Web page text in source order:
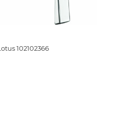
102102366